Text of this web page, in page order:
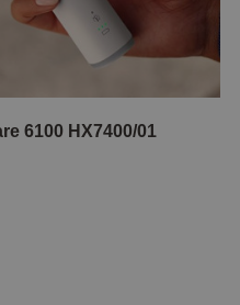
6100 HX7400/01